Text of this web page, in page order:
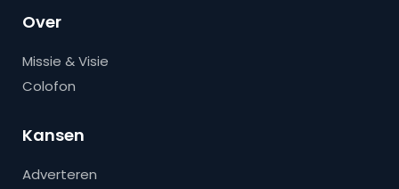
Over
Missie & Visie
Colofon
Kansen
Adverteren